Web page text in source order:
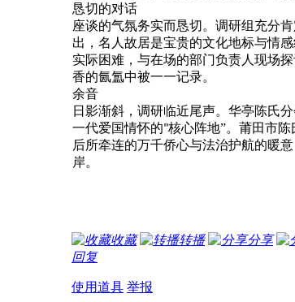
恳切的对话
座谈的气氛务实而恳切。调研组充分
出，名人故居是宝贵的文化地标与情
实际困难，与在场的部门负责人现场
香的氤氲中被一一记录。
余音
日影渐斜，调研临近尾声。华亭陈氏
一代爱国情怀的"核心阵地”。莆田市
后所牵连的万千侨心与法治护航的暖
岸。
收藏 转播 分享
回复
使用道具 举报